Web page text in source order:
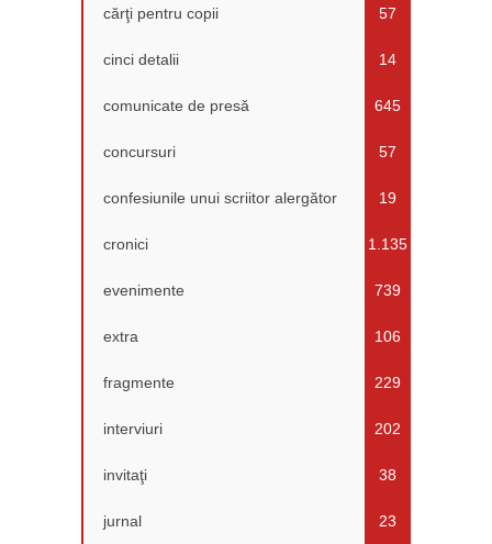
cărţi pentru copii 57
cinci detalii 14
comunicate de presă 645
concursuri 57
confesiunile unui scriitor alergător 19
cronici 1.135
evenimente 739
extra 106
fragmente 229
interviuri 202
invitaţi 38
jurnal 23